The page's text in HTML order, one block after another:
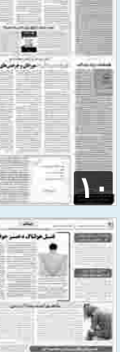
۱۰